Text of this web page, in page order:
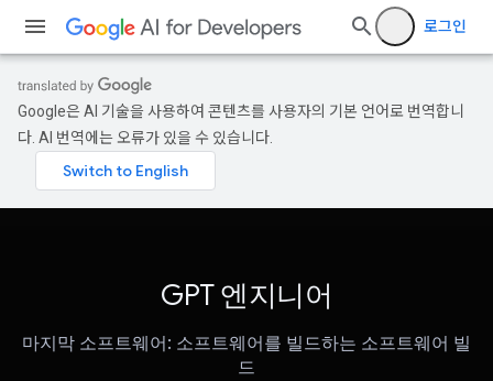
로그인
Google은 AI 기술을 사용하여 콘텐츠를 사용자의 기본 언어로 번역합니
다. AI 번역에는 오류가 있을 수 있습니다.
GPT 엔지니어
마지막 소프트웨어: 소프트웨어를 빌드하는 소프트웨어 빌
드